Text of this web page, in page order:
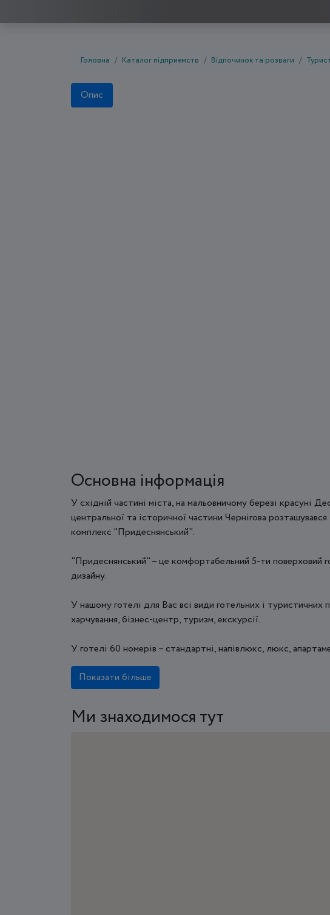
Головна Каталог підприємств Відпочинок та розваги
Опис
Основна інформація
У східній частині міста, на мальовничому березі красуні
центральної та історичної частини Чернігова
комплекс "Придеснянський".
"Придеснянський" – це комфортабельний 5-ти поверховий
дизайну.
У нашому готелі для Вас всі види готельних і туристичних
харчування, бізнес-центр, туризм, екскурсії.
У готелі 60 номерів – стандартні, напівлюкс, люкс,
Показати більше
Ми знаходимося тут